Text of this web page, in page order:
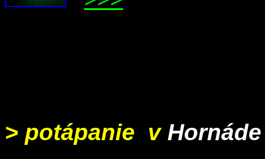
> potápanie v Hornáde